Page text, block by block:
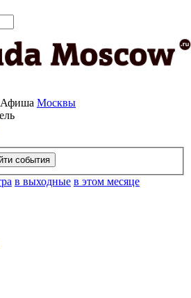
Афиша Москвы
в выходные в этом месяце